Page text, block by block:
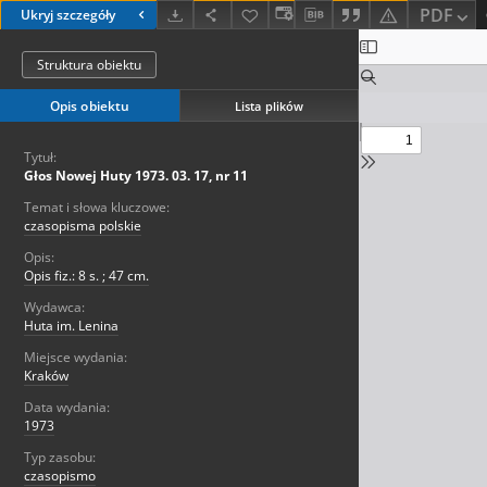
Ukryj szczegóły PDF
Struktura obiektu
Opis obiektu Lista plików
Tytuł:
Głos Nowej Huty 1973. 03. 17, nr 11
Temat i słowa kluczowe:
czasopisma polskie
Opis:
Opis fiz.: 8 s. ; 47 cm.
Wydawca:
Huta im. Lenina
Miejsce wydania:
Kraków
Data wydania:
1973
Typ zasobu:
czasopismo